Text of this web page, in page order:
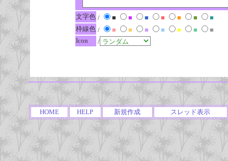
文字色 / ■ ■ ■ ■ ■ ■
■
枠線色 / ■ ■ ■ ■ ■ ■
■
Icon
/
HOME HELP 新規作成 スレッド表示